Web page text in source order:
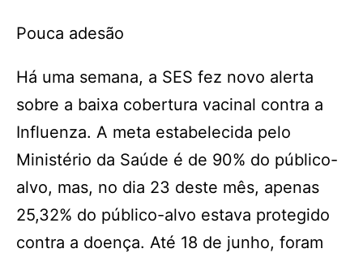
Pouca adesão
Há uma semana, a SES fez novo alerta
sobre a baixa cobertura vacinal contra a
Influenza. A meta estabelecida pelo
Ministério da Saúde é de 90% do público-
alvo, mas, no dia 23 deste mês, apenas
25,32% do público-alvo estava protegido
contra a doença. Até 18 de junho, foram